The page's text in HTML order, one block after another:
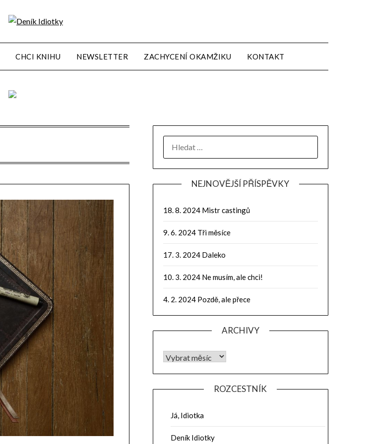
CHCI KNIHU NEWSLETTER ZACHYCENÍ OKAMŽIKU KONTAKT
NEJNOVĚJŠÍ PŘÍSPĚVKY
18. 8. 2024 Mistr castingů
9. 6. 2024 Tři měsíce
17. 3. 2024 Daleko
10. 3. 2024 Ne musím, ale chci!
4. 2. 2024 Pozdě, ale přece
ARCHIVY
ROZCESTNÍK
Já, Idiotka
Deník Idiotky